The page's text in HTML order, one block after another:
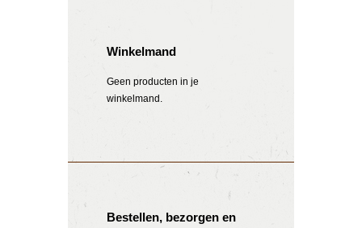
Winkelmand
Geen producten in je
winkelmand.
Bestellen, bezorgen en